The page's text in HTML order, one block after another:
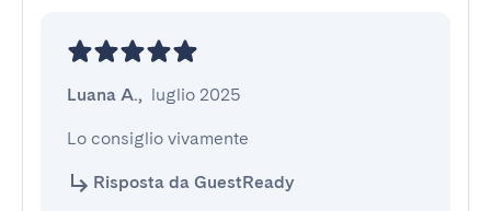
Luana A., luglio 2025
Lo consiglio vivamente
Risposta da GuestReady